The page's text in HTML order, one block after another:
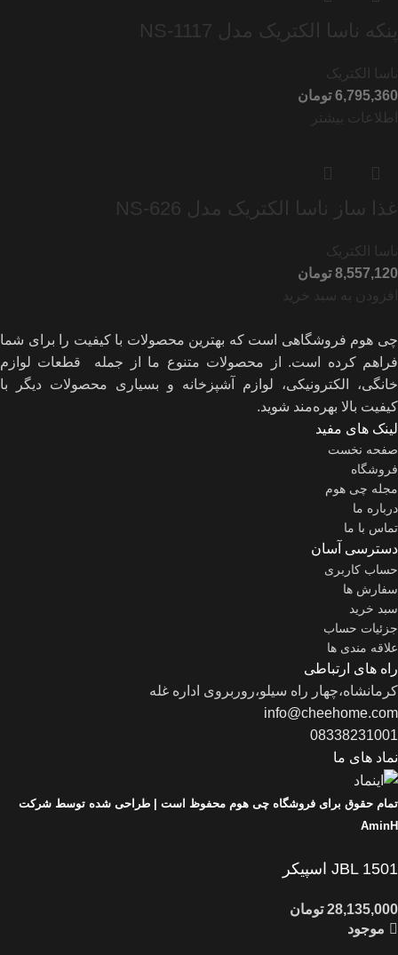
پنکه ناسا الکتریک مدل NS-1117
ناسا الکتریک
تومان
اطلاعات بیشتر
غذا ساز ناسا الکتریک مدل NS-626
ناسا الکتریک
تومان
افزودن به سبد خرید
چی هوم فروشگاهی است که بهترین محصولات با کیفیت را برای شما
فراهم کرده است. از محصولات متنوع ما از جمله قطعات لوازم
خانگی، الکترونیکی، لوازم آشپزخانه و بسیاری محصولات دیگر با
کیفیت بالا بهره‌مند شوید.
لینک های مفید
صفحه نخست
فروشگاه
مجله چی هوم
درباره ما
تماس با ما
دسترسی آسان
حساب کاربری
سفارش ها
سبد خرید
جزئیات حساب
علاقه مندی ها
راه های ارتباطی
کرمانشاه،چهار راه سیلو،روربروی اداره غله
info@cheehome.com
08338231001
نماد های ما
تمام حقوق برای فروشگاه چی هوم محفوظ است | طراحی شده توسط شرکت
AminH
JBL 1501 اسپیکر
موجود